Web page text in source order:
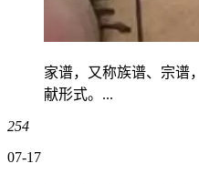
家谱，又称族谱、宗谱
献形式。...
254
07-17